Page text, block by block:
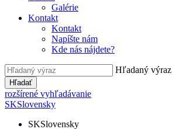
Galérie
Kontakt
Kontakt
Napíšte nám
Kde nás nájdete?
Hľadaný výraz
Hľadať
rozšírené vyhľadávanie
SKSlovensky
SKSlovensky